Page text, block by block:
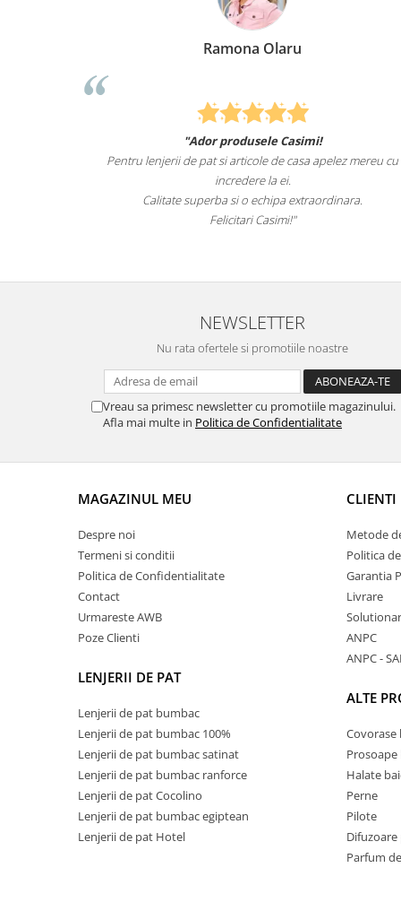
apelez mereu cu
Elena Suia
Felcitari oameni minunati pentru produsele
sunteti cei mai buni. Nepotii mei au fost
lenjeriile de pat.
Recomand cu drag si increde
NEWSLETTER
Nu rata ofertele si promotiile noastre
Vreau sa primesc newsletter cu promotiile magazinului.
Afla mai multe in Politica de Confidentialitate
MAGAZINUL MEU
Despre noi
Termeni si conditii
Politica de Confidentialitate
Contact
Urmareste AWB
Poze Clienti
LENJERII DE PAT
Lenjerii de pat bumbac
Lenjerii de pat bumbac 100%
Lenjerii de pat bumbac satinat
Lenjerii de pat bumbac ranforce
Lenjerii de pat Cocolino
Lenjerii de pat bumbac egiptean
Lenjerii de pat Hotel
CLIENTI
Metode
Politica
Garantia
Livrare
ANPC
ANPC -
ALTE
Covorase
Halate
Perne
Pilote
Parfum